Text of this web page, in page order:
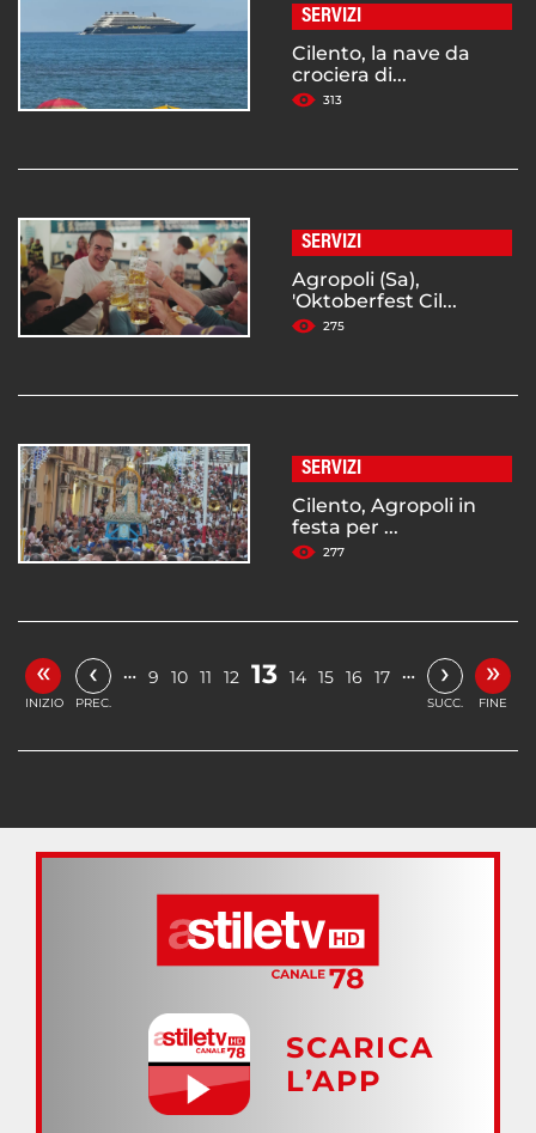
SERVIZI
Cilento, la nave da
crociera di...
313
SERVIZI
Agropoli (Sa),
'Oktoberfest Cil...
275
SERVIZI
Cilento, Agropoli in
festa per ...
277
«
INIZIO
‹
PREC.
… 9 10 11 12 13 14 15 16 17 … ›
SUCC.
»
FINE
SCARICA
L’APP